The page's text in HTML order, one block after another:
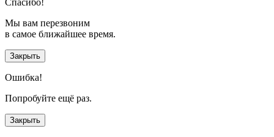
Спасибо!
Мы вам перезвоним
в самое ближайшее время.
Закрыть
Ошибка!
Попробуйте ещё раз.
Закрыть